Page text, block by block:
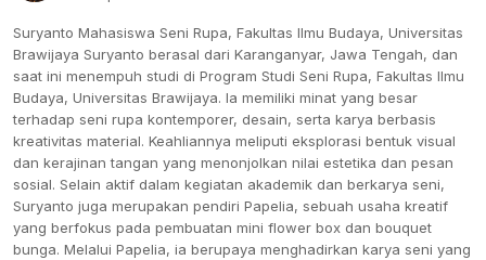
Suryanto Mahasiswa Seni Rupa, Fakultas Ilmu Budaya, Universitas
Brawijaya Suryanto berasal dari Karanganyar, Jawa Tengah, dan
saat ini menempuh studi di Program Studi Seni Rupa, Fakultas Ilmu
Budaya, Universitas Brawijaya. Ia memiliki minat yang besar
terhadap seni rupa kontemporer, desain, serta karya berbasis
kreativitas material. Keahliannya meliputi eksplorasi bentuk visual
dan kerajinan tangan yang menonjolkan nilai estetika dan pesan
sosial. Selain aktif dalam kegiatan akademik dan berkarya seni,
Suryanto juga merupakan pendiri Papelia, sebuah usaha kreatif
yang berfokus pada pembuatan mini flower box dan bouquet
bunga. Melalui Papelia, ia berupaya menghadirkan karya seni yang